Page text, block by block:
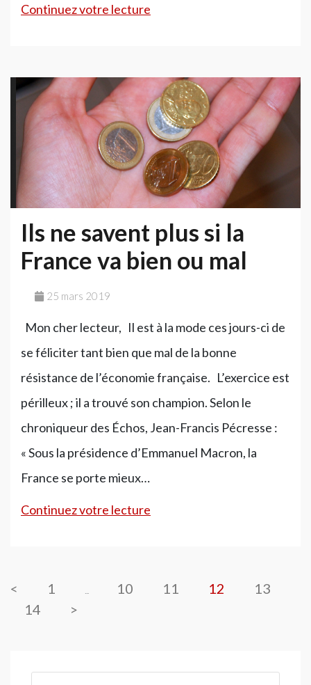
Continuez votre lecture
deux
investissements
Ils ne savent plus si la
France va bien ou mal
25 mars 2019
Mon cher lecteur, Il est à la mode ces jours-ci de
se féliciter tant bien que mal de la bonne
résistance de l’économie française. L’exercice est
périlleux ; il a trouvé son champion. Selon le
chroniqueur des Échos, Jean-Francis Pécresse :
« Sous la présidence d’Emmanuel Macron, la
France se porte mieux…
Continuez votre lecture
plus
< 1 … 10 11 12
13
14
>